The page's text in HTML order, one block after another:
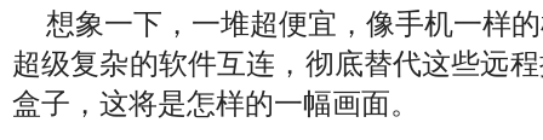
想象一下，一堆超便宜，像手机一样
超级复杂的软件互连，彻底替代这些远
盒子，这将是怎样的一幅画面。